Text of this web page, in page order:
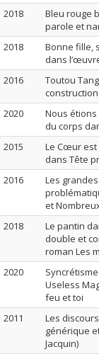
2018
Bleu rouge
parole et
2018
Bonne fille,
dans
2016
Toutou
2020
Nous étions
du corps
2015
Le Cœur est
dans Tête
2016
Les
et
2018
Le pantin
double et
roman Les
2020
Useless
feu et toi
2011
Les
générique
Jacquin)